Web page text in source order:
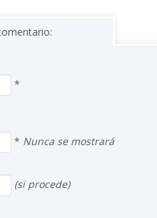
*
* Nunca se mostrará
(si procede)